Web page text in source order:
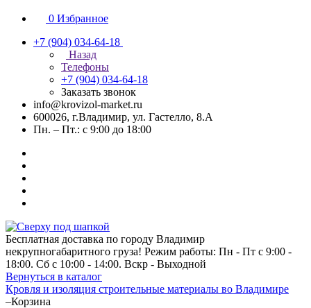
0 Избранное
+7 (904) 034-64-18
Назад
Телефоны
+7 (904) 034-64-18
Заказать звонок
info@krovizol-market.ru
600026, г.Владимир, ул. Гастелло, 8.А
Пн. – Пт.: с 9:00 до 18:00
Бесплатная доставка по городу Владимир
некрупногабаритного груза! Режим работы: Пн - Пт с 9:00 -
18:00. Сб с 10:00 - 14:00. Вскр - Выходной
Вернуться в каталог
Кровля и изоляция строительные материалы во Владимире
–Корзина